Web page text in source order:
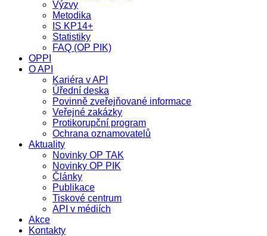
Výzvy
Metodika
IS KP14+
Statistiky
FAQ (OP PIK)
OPPI
O API
Kariéra v API
Úřední deska
Povinně zveřejňované informace
Veřejné zakázky
Protikorupční program
Ochrana oznamovatelů
Aktuality
Novinky OP TAK
Novinky OP PIK
Články
Publikace
Tiskové centrum
API v médiích
Akce
Kontakty